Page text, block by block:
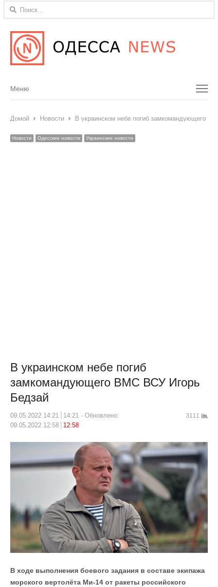
Найти:
Menu
Меню
Домой Новости В украинском небе погиб замкомандующего
Новости Одесские новости Украинские новости
В украинском небе погиб
замкомандующего ВМС ВСУ Игорь
Бедзай
09.05.2022 14:21 14:21
Обновлено:
09.05.2022 12:58
12:58
3111
В ходе выполнения боевого задания в составе экипажа
морского вертолёта Ми-14 от ракеты российского